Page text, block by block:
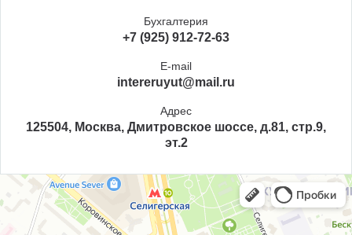
Бухгалтерия
+7 (925) 912-72-63
E-mail
intereruyut@mail.ru
Адрес
125504, Москва, Дмитровское шоссе, д.81, стр.9,
эт.2